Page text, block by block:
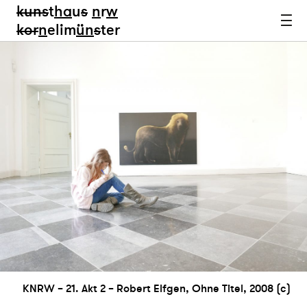
kunsthaus nrw
kornelimünster
KNRW – 21. Akt 2 – Robert Elfgen, Ohne Titel, 2008 (c)